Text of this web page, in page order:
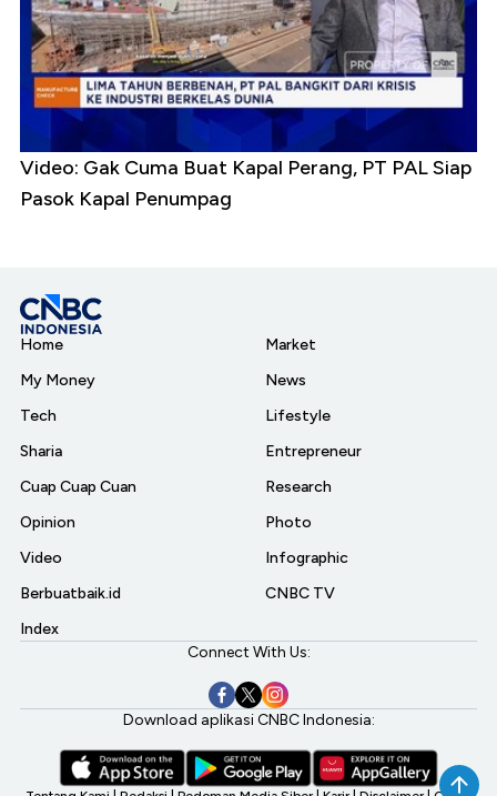
Video: Gak Cuma Buat Kapal Perang, PT PAL Siap
Pasok Kapal Penumpag
Home
My Money
Tech
Sharia
Cuap Cuap Cuan
Opinion
Video
Berbuatbaik.id
Index
Market
News
Lifestyle
Entrepreneur
Research
Photo
Infographic
CNBC TV
Connect With Us:
Download aplikasi CNBC Indonesia: